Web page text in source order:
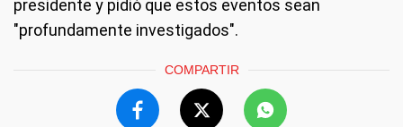
presidente y pidió que estos eventos sean
"profundamente investigados".
COMPARTIR